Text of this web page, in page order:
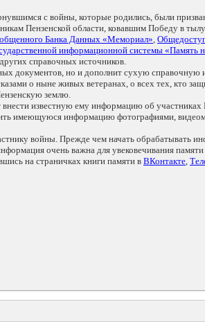
с войны, которые родились, были
Пензенской области, ковавшим Победу в
Банка Данных «Мемориал»,
информационной системы «Память
справочных источников.
документов, но и дополнит сухую
о ныне живых ветеранах, о всех тех, кто
землю.
известную ему информацию об участниках
имеющуюся информацию фотографиями,
войны. Прежде чем начать обрабатывать
очень важна для увековечивания
на страничках книги памяти в ВКонтакте,